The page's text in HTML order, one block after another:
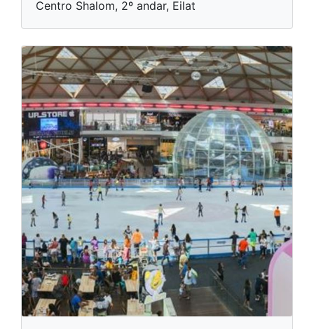
Centro Shalom, 2º andar, Eilat